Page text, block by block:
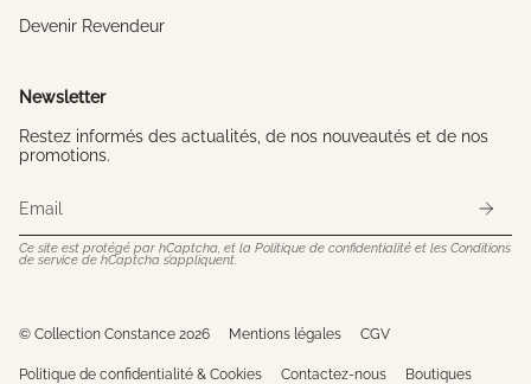
Devenir Revendeur
Newsletter
Restez informés des actualités, de nos nouveautés et de nos
promotions.
Ce site est protégé par hCaptcha, et la Politique de confidentialité et les Conditions
de service de hCaptcha s’appliquent.
© Collection Constance 2026 Mentions légales CGV
Politique de confidentialité & Cookies Contactez-nous Boutiques